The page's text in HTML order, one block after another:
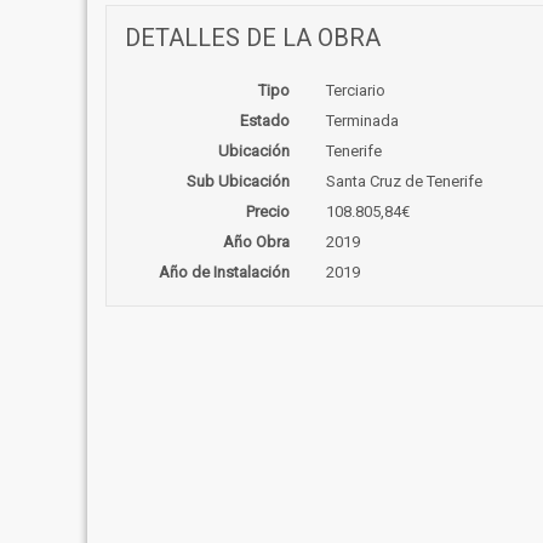
DETALLES DE LA OBRA
Tipo
Terciario
Estado
Terminada
Ubicación
Tenerife
Sub Ubicación
Santa Cruz de Tenerife
Precio
108.805,84€
Año Obra
2019
Año de Instalación
2019